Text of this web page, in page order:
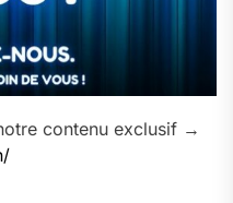
contenu exclusif →